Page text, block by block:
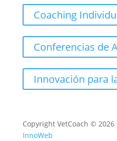
Coaching
Conferencias de
Innovación para
CopyrightVetCoach ©
InnoWeb